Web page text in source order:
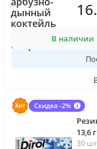
16
В наличии
Скидка -2%
13,6
30 шт